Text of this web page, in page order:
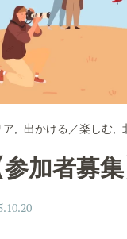
ア 出かける／楽しむ
参加者募